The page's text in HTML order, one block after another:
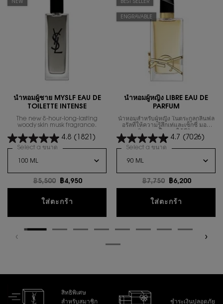
NEW
น้ำหอมผู้ชาย MYSLF EAU DE
TOILETTE INTENSE
The new 8-hour-long-lasting
woody skin musk fragrance.
4.8 (1821)
Select a ขนาด for น้ำหอมผู้ชาย MYSLF EAU DE TOILETTE INTENSE
ราคาเก่า
฿5,500 ราคาใหม่
฿4,950
ใส่ตะกร้า น้ำหอมผู้ชาย MYSLF EAU DE TOILETTE
BEST SELLER
ENGRAVABLE
นํ้าหอมผู้หญิง LIBRE EAU DE
PARFUM
น้ำหอมสำหรับผู้หญิง ในตระกูลกลิ่นฟล
อรัลที่ให้ความรู้สึกเท่และเซ็กซี่ มอบ
4.7 (7026)
Select a ขนาด for นํ้าหอมผู้หญิง
ราคาเก่า
฿7,750 ราคาใหม่
฿6,200
ใส่ตะกร้า
สิทธิพิเศษ
สำหรับสมาชิก
ชำระเงินปลอดภัย